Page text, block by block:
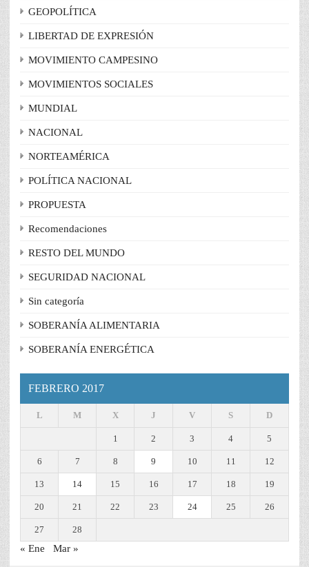
GEOPOLÍTICA
LIBERTAD DE EXPRESIÓN
MOVIMIENTO CAMPESINO
MOVIMIENTOS SOCIALES
MUNDIAL
NACIONAL
NORTEAMÉRICA
POLÍTICA NACIONAL
PROPUESTA
Recomendaciones
RESTO DEL MUNDO
SEGURIDAD NACIONAL
Sin categoría
SOBERANÍA ALIMENTARIA
SOBERANÍA ENERGÉTICA
FEBRERO 2017
L M X J V S D
1 2 3 4 5
6 7 8 9 10 11 12
13 14 15 16 17 18 19
20 21 22 23 24 25 26
27 28
« Ene Mar »